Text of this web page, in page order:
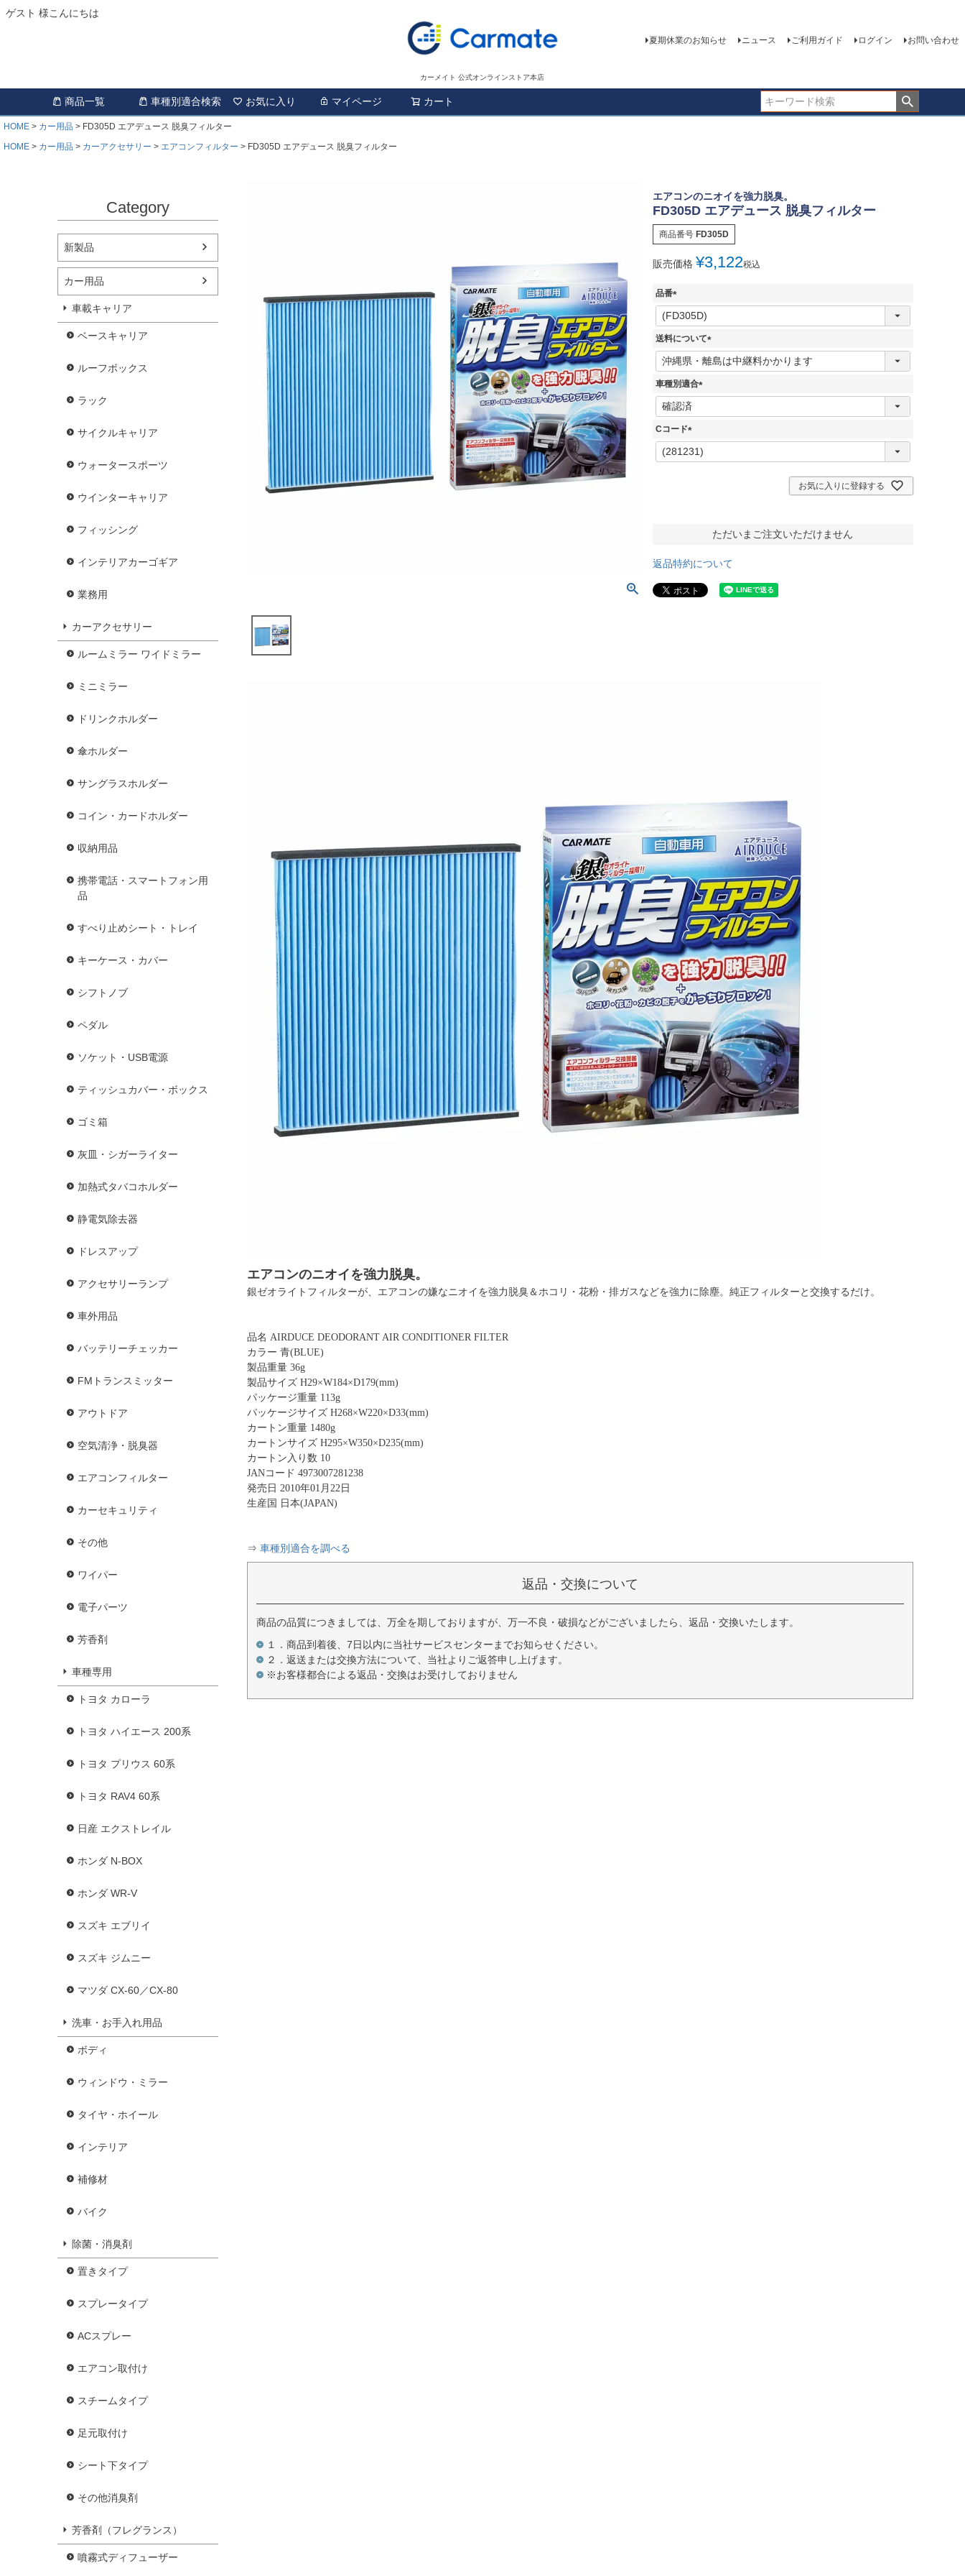
ゲスト 様こんにちは
カーメイト 公式オンラインストア本店
夏期休業のお知らせ ニュース ご利用ガイド ログイン お問い合わせ
商品一覧 車種別適合検索 お気に入り マイページ カート
HOME カー用品
FD305D エアデュース 脱臭フィルター
HOME
カー用品 カーアクセサリー エアコンフィルター FD305D エアデュース 脱臭フィルター
Category
新製品
カー用品
車載キャリア
ベースキャリア
ルーフボックス
ラック
サイクルキャリア
ウォータースポーツ
ウインターキャリア
フィッシング
インテリアカーゴギア
業務用
カーアクセサリー
ルームミラー ワイドミラー
ミニミラー
ドリンクホルダー
傘ホルダー
サングラスホルダー
コイン・カードホルダー
収納用品
携帯電話・スマートフォン用
品
すべり止めシート・トレイ
キーケース・カバー
シフトノブ
ペダル
ソケット・USB電源
ティッシュカバー・ボックス
ゴミ箱
灰皿・シガーライター
加熱式タバコホルダー
静電気除去器
ドレスアップ
アクセサリーランプ
車外用品
バッテリーチェッカー
FMトランスミッター
アウトドア
空気清浄・脱臭器
エアコンフィルター
カーセキュリティ
その他
ワイパー
電子パーツ
芳香剤
車種専用
トヨタ カローラ
トヨタ ハイエース 200系
トヨタ プリウス 60系
トヨタ RAV4 60系
日産 エクストレイル
ホンダ N-BOX
ホンダ WR-V
スズキ エブリイ
スズキ ジムニー
マツダ CX-60／CX-80
洗車・お手入れ用品
ボディ
ウィンドウ・ミラー
タイヤ・ホイール
インテリア
補修材
バイク
除菌・消臭剤
置きタイプ
スプレータイプ
ACスプレー
エアコン取付け
スチームタイプ
足元取付け
シート下タイプ
その他消臭剤
芳香剤（フレグランス）
噴霧式ディフューザー
エアコンのニオイを強力脱臭。
FD305D エアデュース 脱臭フィルター
商品番号 FD305D
販売価格 ¥3,122税込
品番
(
必
須
送料について
(
必
車種別適合
(
Cコード
(
必
お気に入りに登録する
ただいまご注文いただけません
返品特約について
エアコンのニオイを強力脱臭。
銀ゼオライトフィルターが、エアコンの嫌なニオイを強力脱臭＆ホコリ・花粉・排ガスなどを強力に除塵。純正フィルターと交換するだけ。
品名 AIRDUCE DEODORANT AIR CONDITIONER FILTER
カラー 青(BLUE)
製品重量 36g
製品サイズ H29×W184×D179(mm)
パッケージ重量 113g
パッケージサイズ H268×W220×D33(mm)
カートン重量 1480g
カートンサイズ H295×W350×D235(mm)
カートン入り数 10
JANコード 4973007281238
発売日 2010年01月22日
生産国 日本(JAPAN)
⇒ 車種別適合を調べる
返品・交換について
商品の品質につきましては、万全を期しておりますが、万一不良・破損などがございましたら、返品・交換いたします。
１．商品到着後、7日以内に当社サービスセンターまでお知らせください。
２．返送または交換方法について、当社よりご返答申し上げます。
※お客様都合による返品・交換はお受けしておりません